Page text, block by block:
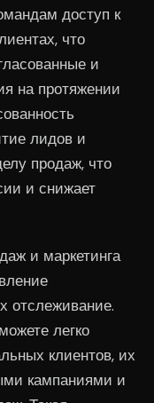
доступ к
что
и
на протяжении
лидов и
продаж, что
и снижает
и маркетинга
отслеживание.
легко
клиентов, их
кампаниями и